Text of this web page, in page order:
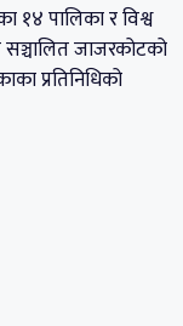
१४ पालिका र विश्व
सञ्चालित जाजरकोटको
प्रतिनिधिको